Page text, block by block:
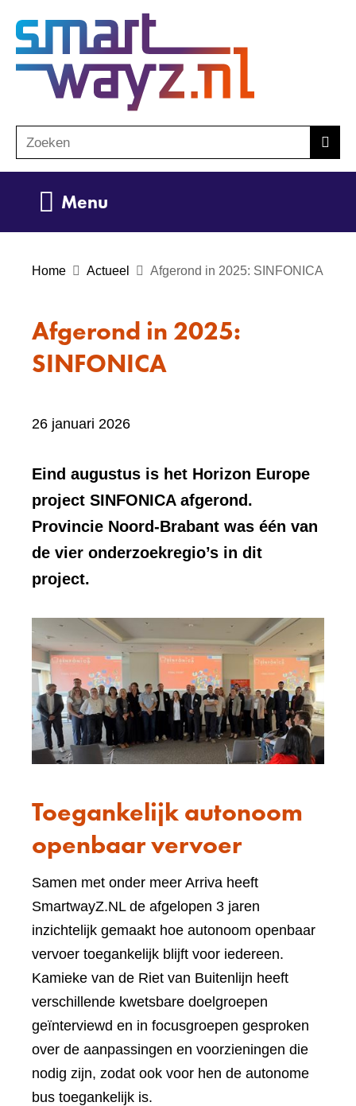
de
inhoud
o
e
Zoeken
Menu
Home Actueel Afgerond in 2025: SINFONICA
Afgerond in 2025:
SINFONICA
26 januari 2026Bevat
element:
Foto
Eind augustus is het Horizon Europe
project SINFONICA afgerond.
Provincie Noord-Brabant was één van
de vier onderzoekregio’s in dit
project.
Toegankelijk autonoom
openbaar vervoer
Samen met onder meer Arriva heeft
SmartwayZ.NL de afgelopen 3 jaren
inzichtelijk gemaakt hoe autonoom openbaar
vervoer toegankelijk blijft voor iedereen.
Kamieke van de Riet van Buitenlijn heeft
verschillende kwetsbare doelgroepen
geïnterviewd en in focusgroepen gesproken
over de aanpassingen en voorzieningen die
nodig zijn, zodat ook voor hen de autonome
bus toegankelijk is.